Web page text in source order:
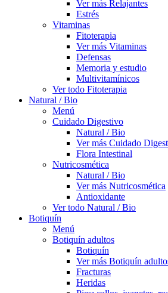
Ver más Relajantes
Estrés
Vitaminas
Fitoterapia
Ver más Vitaminas
Defensas
Memoria y estudio
Multivitamínicos
Ver todo Fitoterapia
Natural / Bio
Menú
Cuidado Digestivo
Natural / Bio
Ver más Cuidado
Flora Intestinal
Nutricosmética
Natural / Bio
Ver más Nutricosmética
Antioxidante
Ver todo Natural / Bio
Botiquín
Menú
Botiquín adultos
Botiquín
Ver más Botiquín
Fracturas
Heridas